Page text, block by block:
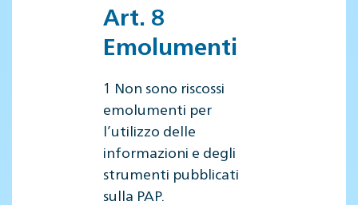
Art. 8
Emolumenti
1 Non sono riscossi
emolumenti per
l’utilizzo delle
informazioni e degli
strumenti pubblicati
sulla PAP.